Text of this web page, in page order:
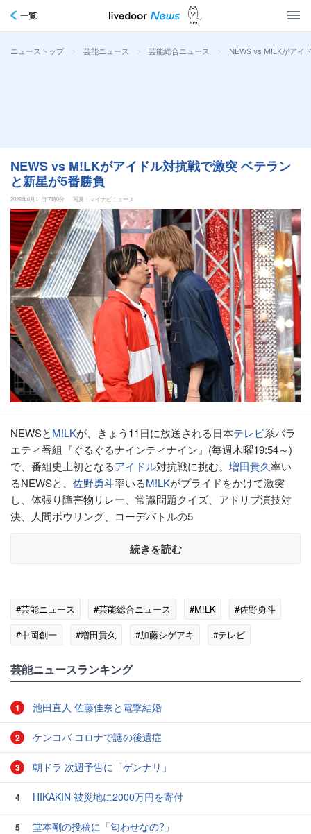
一覧
ニューストップ > 芸能ニュース > 芸能総合ニュース > NEWS vs M!LKがアイ
NEWS vs M!LKがアイドル対抗戦で激突 ベテラン
と新星が5番勝負
2026年6月11日 7時0分 写真：マイナビニュース
NEWSとM!LKが、きょう11日に放送される日本テレビ系バラ
エティ番組『ぐるぐるナインティナイン』(毎週木曜19:54～)
で、番組史上初となるアイドル対抗戦に挑む。 増田貴久率い
るNEWSと、 佐野勇斗率いるM!LKがプライドをかけて激突
し、体張り障害物リレー、常識問題クイズ、アドリブ演技対
決、人間ボウリング、コーデバトルの5
続きを読む
#芸能ニュース #芸能総合ニュース #M!LK
#佐野勇斗
#中岡創一
#増田貴久 #加藤シゲアキ
#テレビ
芸能ニュースランキング
1 池田直人 佐藤佳奈と電撃結婚
2 ケンコバ コロナで謎の後遺症
3 朝ドラ 次週予告に「ゲンナリ」
4 HIKAKIN 被災地に2000万円を寄付
5
堂本剛の投稿に「匂わせなの?」